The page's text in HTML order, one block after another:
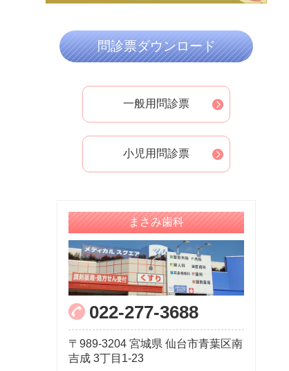
2024年05月
2024年04月
2024年01月
2023年12月
2023年08月
2023年07月
2023年06月
2023年05月
2023年04月
2023年02月
問診票ダウンロード
一般用問診票
小児用問診票
まさみ歯科
022-277-3688
989-3204 宮城県 仙台市青葉区南
吉成 3丁目1-23